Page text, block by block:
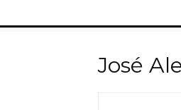
José